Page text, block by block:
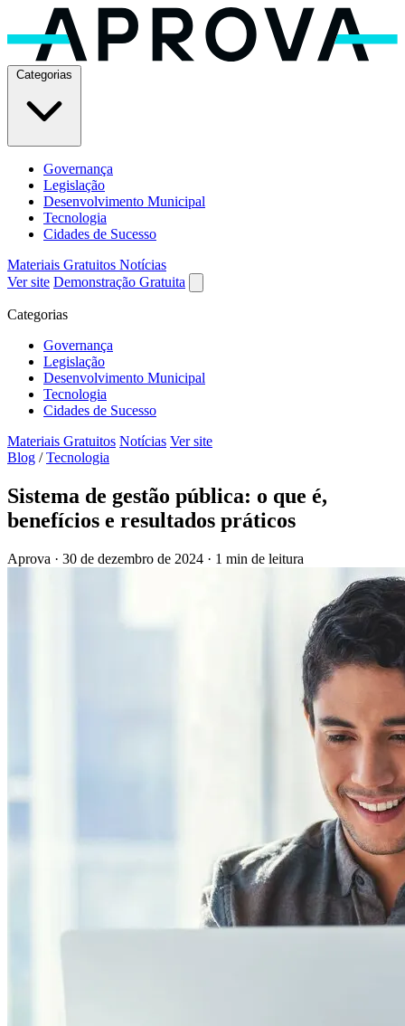
Governança
Legislação
Desenvolvimento Municipal
Tecnologia
Cidades de Sucesso
Materiais Gratuitos Notícias
Ver site Demonstração Gratuita
Categorias
Governança
Legislação
Desenvolvimento Municipal
Tecnologia
Cidades de Sucesso
Materiais Gratuitos Notícias Ver site
Blog / Tecnologia
Sistema de gestão pública: o que é,
benefícios e resultados práticos
Aprova · 30 de dezembro de 2024 · 1 min de leitura